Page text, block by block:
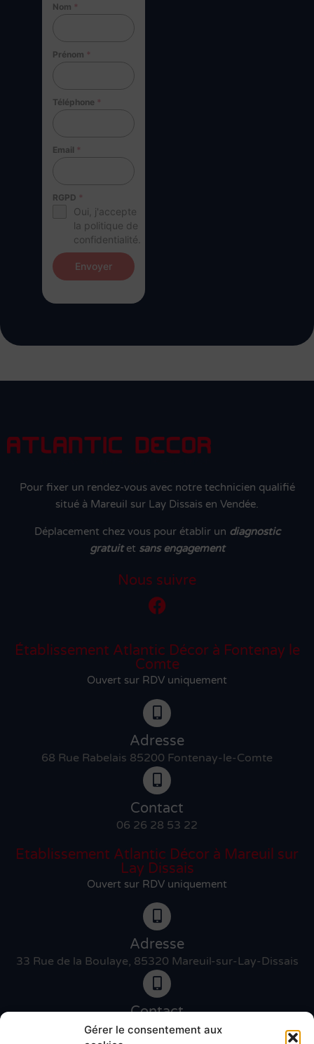
Gérer le consentement aux
Nom *
Prénom *
Téléphone *
Email *
RGPD *
Oui, j'accepte
la politique de
confidentialité.
Envoyer
Pour fixer un rendez-vous avec notre technicien qualifié
situé à Mareuil sur Lay Dissais en Vendée.
Déplacement chez vous pour établir un diagnostic
gratuitet sans engagement
Nous suivre
Établissement Atlantic Décor à Fontenay le
Comte
Ouvert sur RDV uniquement
Adresse
68 Rue Rabelais 85200 Fontenay-le-Comte
Contact
06 26 28 53 22
Etablissement Atlantic Décor à Mareuil sur
Lay Dissais
Ouvert sur RDV uniquement
Adresse
33 Rue de la Boulaye, 85320 Mareuil-sur-Lay-Dissais
Contact
06 46 27 89 83